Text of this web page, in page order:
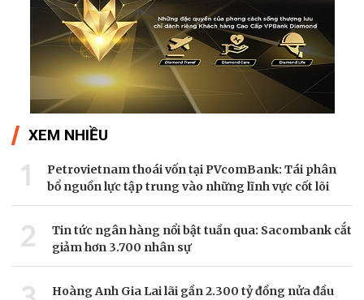
XEM NHIỀU
1
Petrovietnam thoái vốn tại PVcomBank: Tái phân
bổ nguồn lực tập trung vào những lĩnh vực cốt lõi
2
Tin tức ngân hàng nổi bật tuần qua: Sacombank cắt
giảm hơn 3.700 nhân sự
Hoàng Anh Gia Lai lãi gần 2.300 tỷ đồng nửa đầu